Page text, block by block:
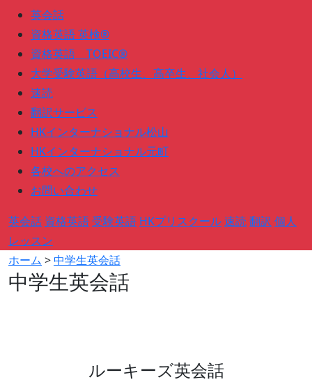
英会話
資格英語 英検®
資格英語 TOEIC®
大学受験英語（高校生、高卒生、社会人）
速読
翻訳サービス
HKインターナショナル松山
HKインターナショナル元町
各校へのアクセス
お問い合わせ
英会話 資格英語 受験英語 HKプリスクール速読翻訳 個人
レッスン
ホーム >中学生英会話
中学生英会話
ルーキーズ英会話